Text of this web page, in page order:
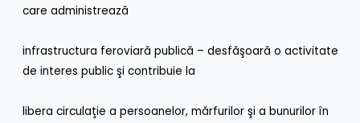
care administrează
infrastructura feroviară publică – desfăşoară o activitate
de interes public şi contribuie la
libera circulaţie a persoanelor, mărfurilor şi a bunurilor în